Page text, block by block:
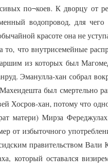
по¬коев. К дворцу от
водопровод, для
красоте она не
что внутрисемейные
из которых был
Эманулла-хан собрал
был смертельно
Хосров-хан, потому что
матери) Мирза
от избыточного
правительством Вали
который оставался